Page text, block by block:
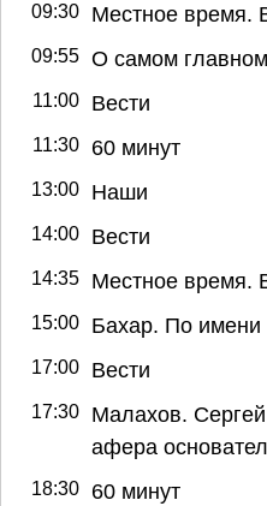
09:30 Местное время.
09:55 О самом главном
11:00 Вести
11:30 60 минут
13:00 Наши
14:00 Вести
14:35 Местное время.
15:00 Бахар. По имени
17:00 Вести
17:30
Малахов.
афера
18:30 60 минут